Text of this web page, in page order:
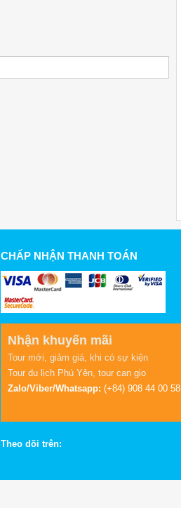
CHẤP NHẬN THANH TOÁN
Nhận khuyến mãi
Tour mới, giảm giá, khi có sự kiện
Tour du lịch Phú Yên, tour can gio
Zalo/Viber/Whatsapp: (+84) 908 44 00 58
Theo dõi trên: